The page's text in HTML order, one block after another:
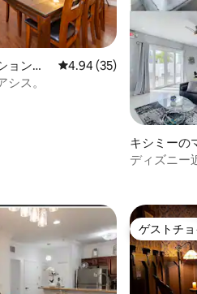
均評価
ョン・
レビュー35件、5つ星中
4.94 (35)
ス。
キシミーの
ート
ディズニー
スです。 ゲストチョ
ゲストチョ